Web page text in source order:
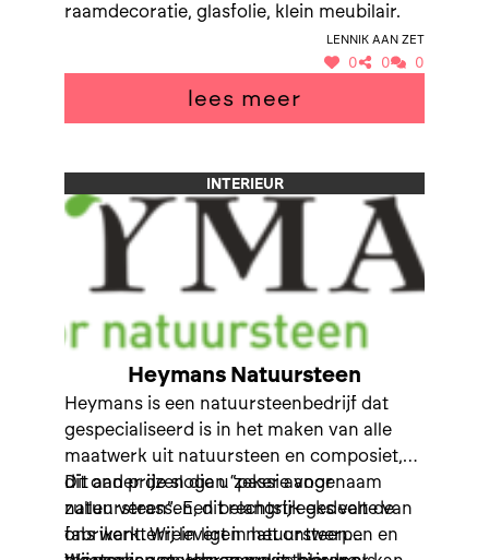
raamdecoratie, glasfolie, klein meubilair.
Lennik aan Zet
0 0 0
lees meer
INTERIEUR
Heymans Natuursteen
Heymans is een natuursteenbedrijf dat
gespecialiseerd is in het maken van alle
maatwerk uit natuursteen en composiet,
dit onder de slogan “passie voor
natuursteen”. Een belangrijk gedeelte van
ons werkterrein ligt in het ontwerpen en
Dit aan prijzen die u zeker aangenaam
zullen verassen, dit rechtstreeks van de
fabrikant. Wij leveren natuursteen